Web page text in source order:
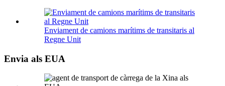
Enviament de camions marítims de transitaris al
Regne Unit
Envia als EUA